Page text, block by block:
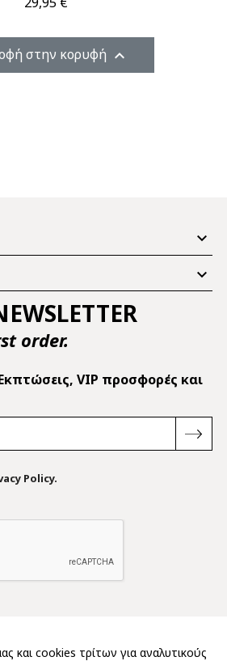
στην κορυφή 


order.
VIP προσφορές και
Policy.
και cookies τρίτων για αναλυτικούς